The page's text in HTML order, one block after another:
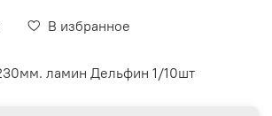
В избранное
ламин Дельфин 1/10шт